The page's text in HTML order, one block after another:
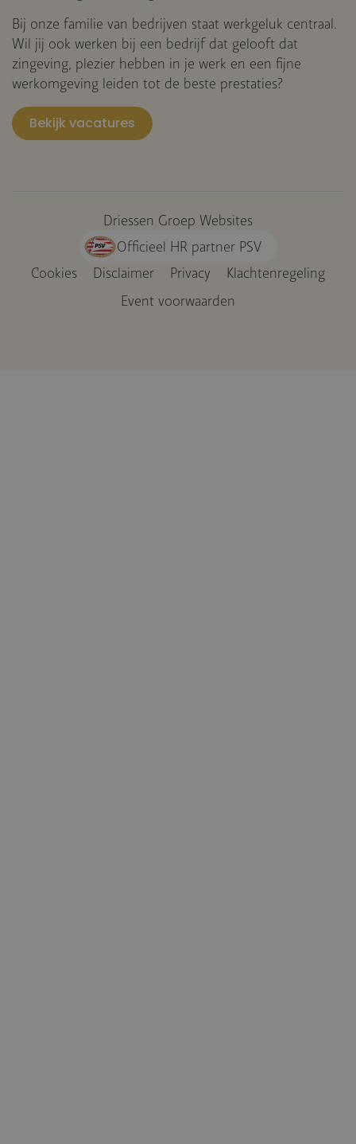
Bij onze familie van bedrijven staat werkgeluk centraal.
Wil jij ook werken bij een bedrijf dat gelooft dat
zingeving, plezier hebben in je werk en een fijne
werkomgeving leiden tot de beste prestaties?
Bekijk vacatures
Driessen Groep Websites
Officieel HR partner PSV
Cookies Disclaimer Privacy
Klachtenregeling
Event voorwaarden